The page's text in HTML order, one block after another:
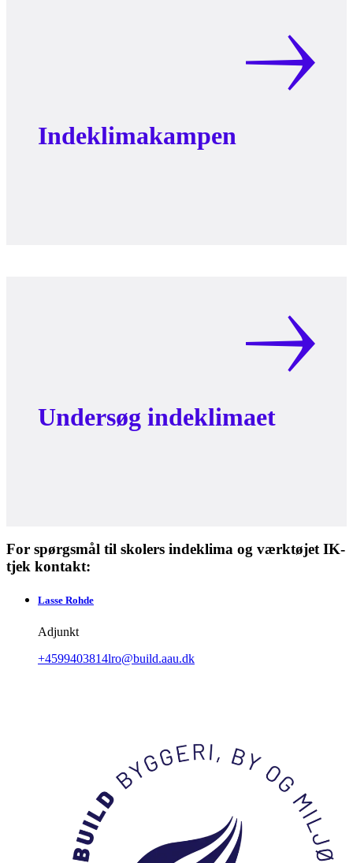
Indeklimakampen
Undersøg indeklimaet
For spørgsmål til skolers indeklima og værktøjet IK-
tjek kontakt:
Lasse Rohde
Adjunkt
+4599403814lro@build.aau.dk